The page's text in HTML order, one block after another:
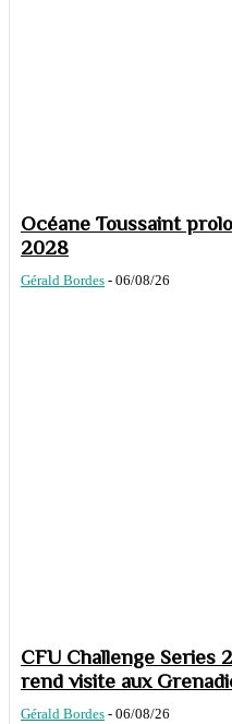
Océane Toussaint
2028
Gérald Bordes - 06/08/26
CFU Challenge Series
rend visite aux
Gérald Bordes - 06/08/26